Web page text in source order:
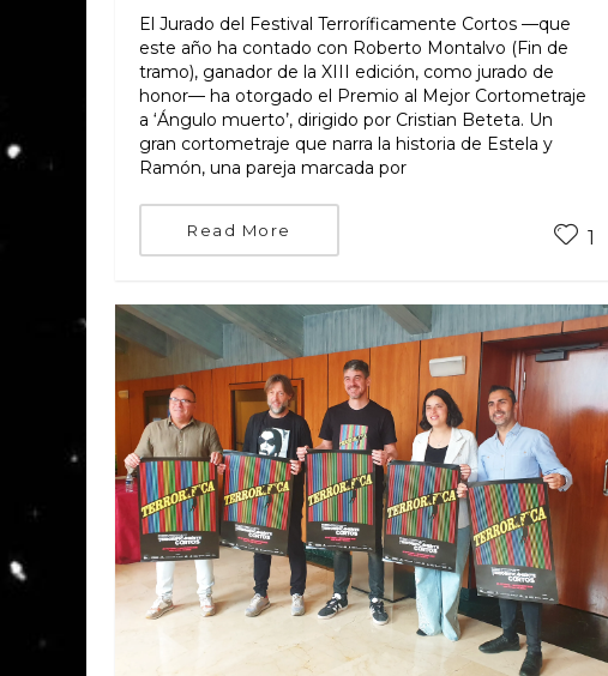
El Jurado del Festival Terroríficamente Cortos —que
este año ha contado con Roberto Montalvo (Fin de
tramo), ganador de la XIII edición, como jurado de
honor— ha otorgado el Premio al Mejor Cortometraje
a ‘Ángulo muerto’, dirigido por Cristian Beteta. Un
gran cortometraje que narra la historia de Estela y
Ramón, una pareja marcada por
Read More 1